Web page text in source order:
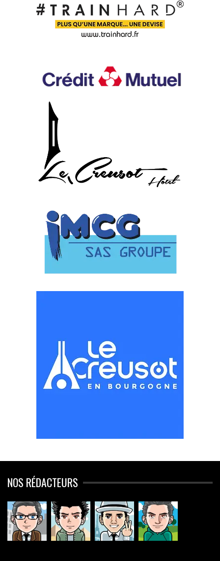
NOS RÉDACTEURS